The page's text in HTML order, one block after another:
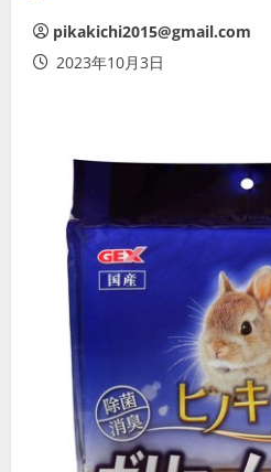
pikakichi2015@gmail.com
2023年10月3日